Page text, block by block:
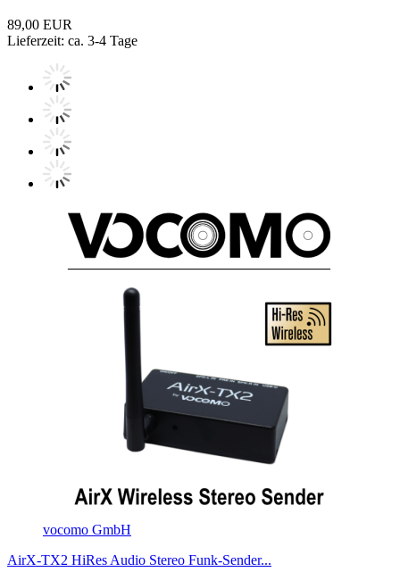
89,00 EUR
Lieferzeit: ca. 3-4 Tage
vocomo GmbH
AirX-TX2 HiRes Audio Stereo Funk-Sender...